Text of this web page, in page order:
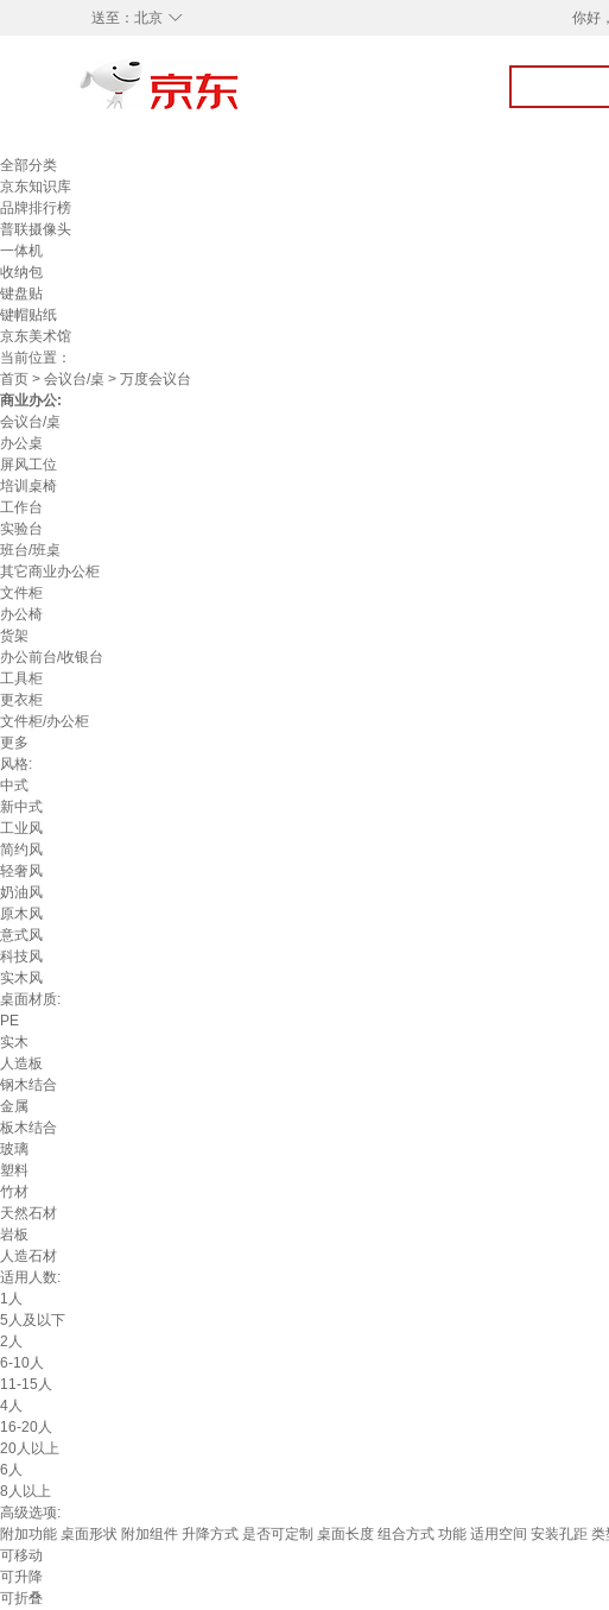
◇
送至： 北京 你好，
全部分类
京东知识库
品牌排行榜
普联摄像头
一体机
收纳包
键盘贴
键帽贴纸
京东美术馆
当前位置：
首页 > 会议台/桌 > 万度会议台
商业办公:
会议台/桌
办公桌
屏风工位
培训桌椅
工作台
实验台
班台/班桌
其它商业办公柜
文件柜
办公椅
货架
办公前台/收银台
工具柜
更衣柜
文件柜/办公柜
更多
风格:
中式
新中式
工业风
简约风
轻奢风
奶油风
原木风
意式风
科技风
实木风
桌面材质:
PE
实木
人造板
钢木结合
金属
板木结合
玻璃
塑料
竹材
天然石材
岩板
人造石材
适用人数:
1人
5人及以下
2人
6-10人
11-15人
4人
16-20人
20人以上
6人
8人以上
高级选项:
附加功能 桌面形状 附加组件 升降方式 是否可定制 桌面长度 组合方式 功能 适用空间 安装孔距 类
可移动
可升降
可折叠